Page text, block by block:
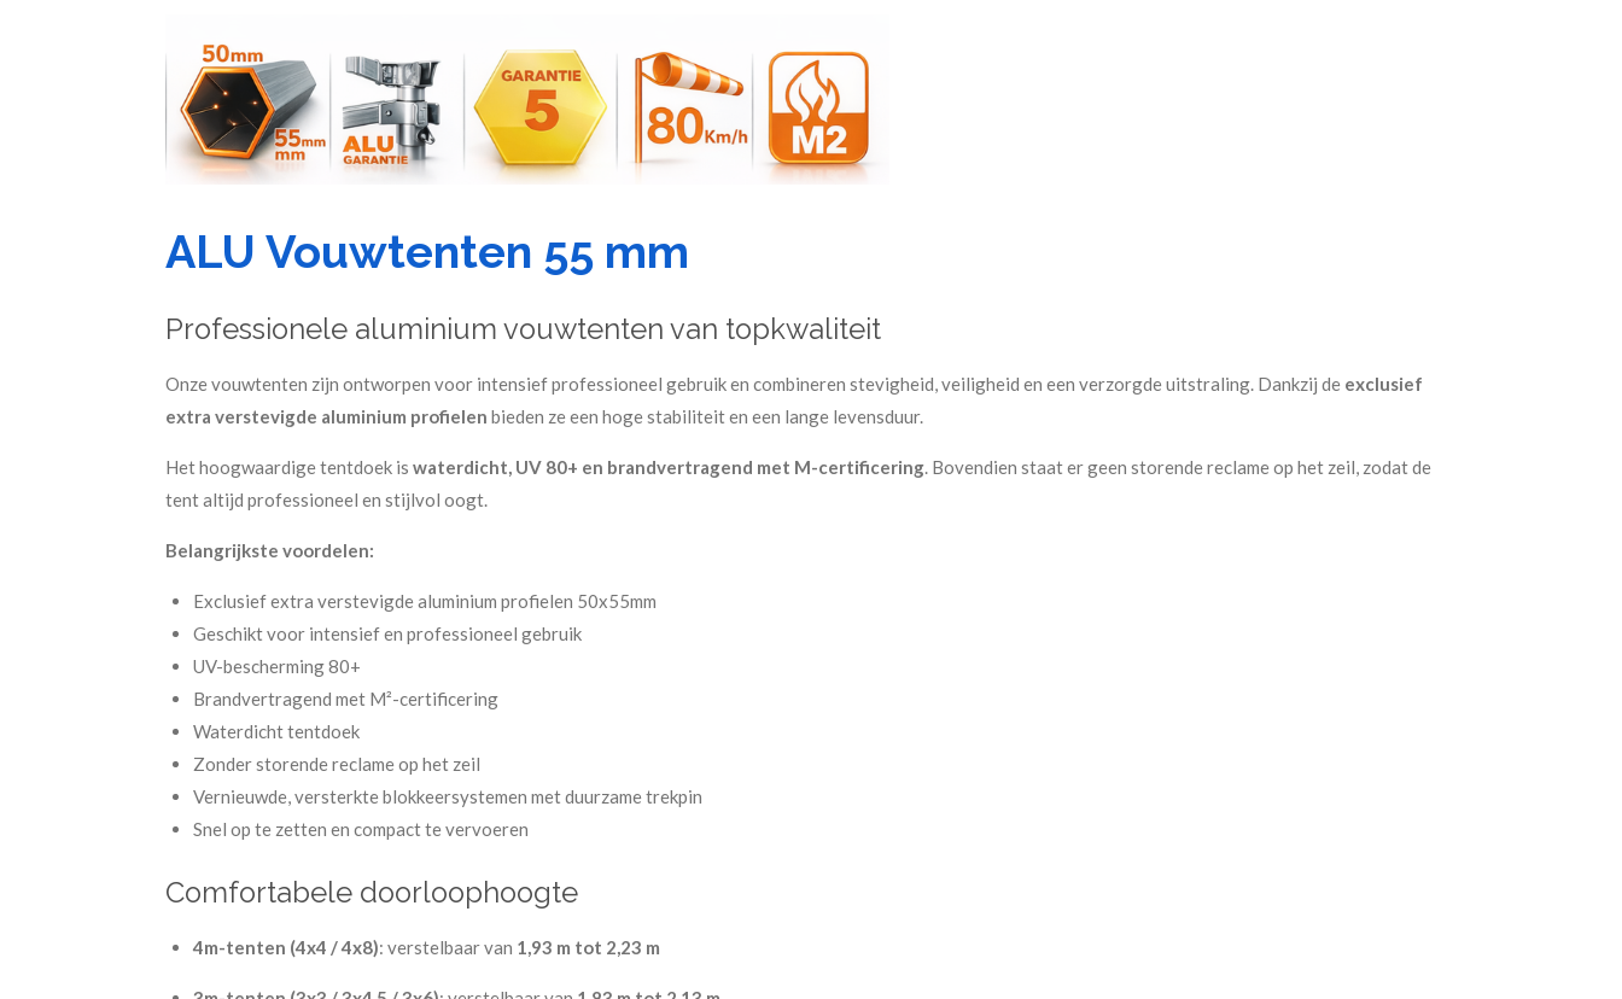
ALU Vouwtenten 55 mm
Professionele aluminium vouwtenten van topkwaliteit
Onze vouwtenten zijn ontworpen voor intensief professioneel gebruik en combineren stevigheid, veiligheid en een verzorgde uitstraling. Dankzij de exclusief
extra verstevigde aluminium profielen bieden ze een hoge stabiliteit en een lange levensduur.
Het hoogwaardige tentdoek is waterdicht, UV 80+ en brandvertragend met M-certificering. Bovendien staat er geen storende reclame op het zeil, zodat de
tent altijd professioneel en stijlvol oogt.
Belangrijkste voordelen:
Exclusief extra verstevigde aluminium profielen 50x55mm
Geschikt voor intensief en professioneel gebruik
UV-bescherming 80+
Brandvertragend met M²-certificering
Waterdicht tentdoek
Zonder storende reclame op het zeil
Vernieuwde, versterkte blokkeersystemen met duurzame trekpin
Snel op te zetten en compact te vervoeren
Comfortabele doorloophoogte
4m-tenten (4x4 / 4x8): verstelbaar van 1,93 m tot 2,23 m